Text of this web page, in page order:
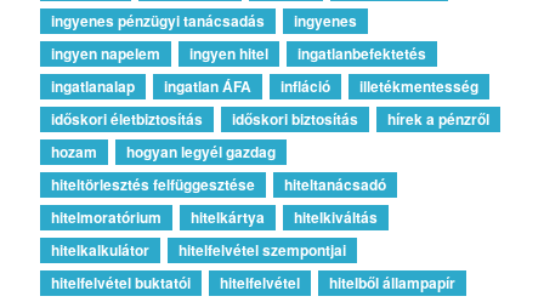
ingyenes pénzügyi tanácsadás
ingyenes
ingyen napelem
ingyen hitel
ingatlanbefektetés
ingatlanalap
ingatlan ÁFA infláció
illetékmentesség
időskori életbiztosítás
időskori biztosítás
hírek a pénzről
hozam
hogyan legyél gazdag
hiteltörlesztés felfüggesztése
hiteltanácsadó
hitelmoratórium
hitelkártya
hitelkiváltás
hitelkalkulátor
hitelfelvétel szempontjai
hitelfelvétel buktatói
hitelfelvétel
hitelből állampapír